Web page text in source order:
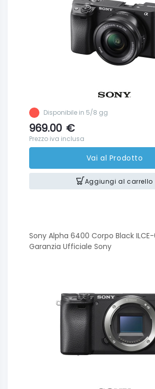
Disponibile in 5/8 gg
969.00 €
Prezzo iva inclusa
Vai al Prodotto
Aggiungi al carrello
Sony Alpha 6400 Corpo Black
Garanzia Ufficiale Sony